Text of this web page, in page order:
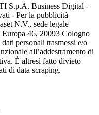
S.p.A. Business Digital -
- Per la pubblicità
N.V., sede legale
46, 20093 Cologno
personali trasmessi e/o
all’addestramento di
È altresì fatto divieto
di data scraping.